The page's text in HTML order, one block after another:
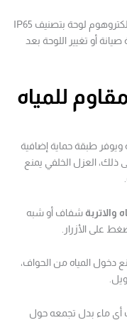
لو مدخل عمارتك مكشوف للمطر، اطلب من الكتروهوم لوحة بتصنيف IP65
أو تغيير اللوحة بعد
للمياه
ويوفر طبقة حماية إضافية
ذلك، العزل الخلفي يمنع
والاتربةشفاف أو شبه
على الأزرار.
دخول المياه من الحواف،
ماء بدل تجمعه حول